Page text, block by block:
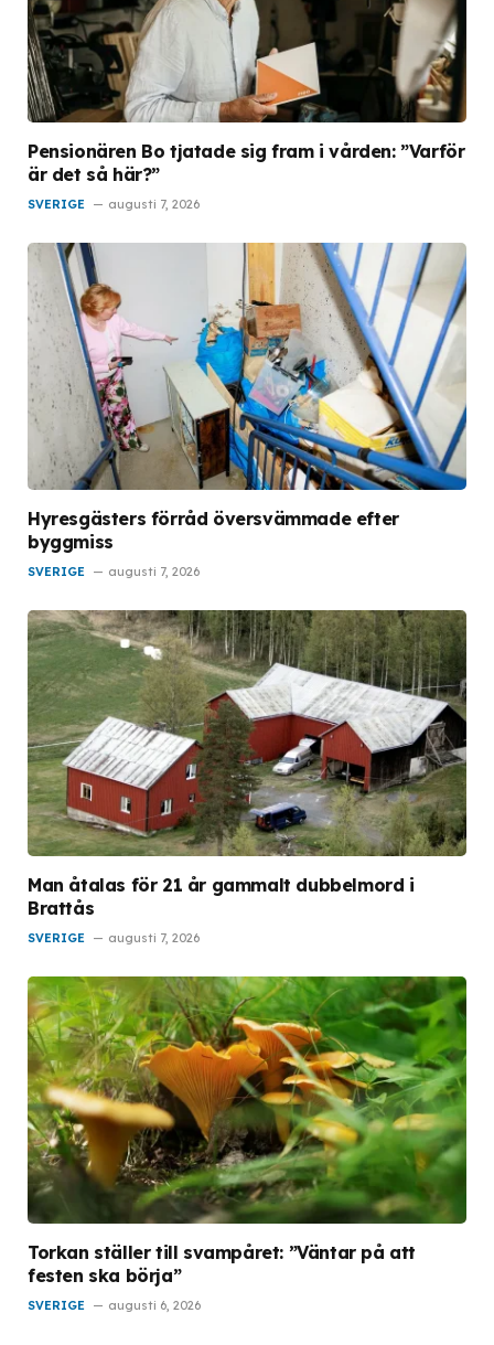
Pensionären Bo tjatade sig fram i vården: ”Varför
är det så här?”
SVERIGE augusti 7, 2026
Hyresgästers förråd översvämmade efter
byggmiss
SVERIGE augusti 7, 2026
Man åtalas för 21 år gammalt dubbelmord i
Brattås
SVERIGE augusti 7, 2026
Torkan ställer till svampåret: ”Väntar på att
festen ska börja”
SVERIGE augusti 6, 2026